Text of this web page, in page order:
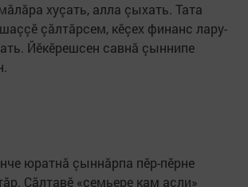
хуçать, алла çыхать. Тата
çăлтăрсем, кӗçех финанс лару-
Йӗкӗрешсен савнă çыннипе
юратнă çыннăрпа пӗр-пӗрне
Сăлтавӗ «çемьере кам асли»